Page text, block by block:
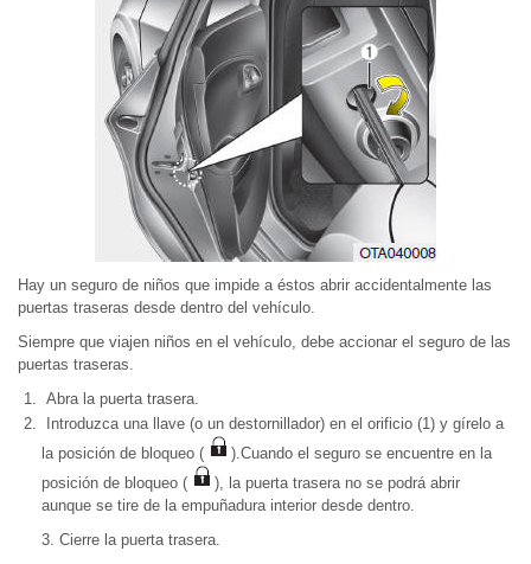
Hay un seguro de niños que impide a éstos abrir accidentalmente las
puertas traseras desde dentro del vehículo.
Siempre que viajen niños en el vehículo, debe accionar el seguro de las
puertas traseras.
Abra la puerta trasera.
Introduzca una llave (o un destornillador) en el orificio (1) y gírelo a
la posición de bloqueo (
).Cuando el seguro se encuentre en la
posición de bloqueo (
), la puerta trasera no se podrá abrir
aunque se tire de la empuñadura interior desde dentro.
3. Cierre la puerta trasera.